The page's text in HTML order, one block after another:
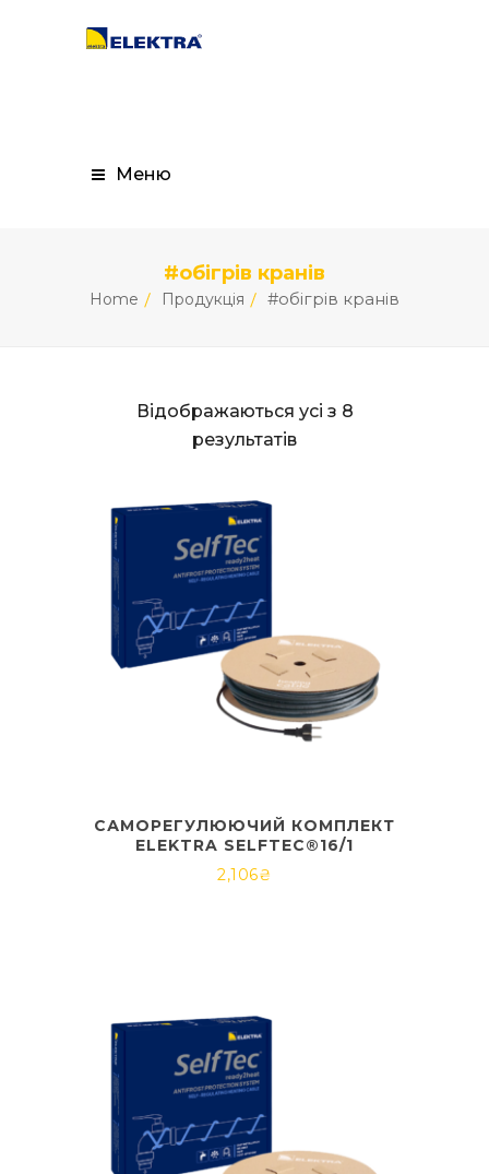
Меню
#обігрів кранів
Home Продукція #обігрів кранів
Відображаються усі з 8
результатів
САМОРЕГУЛЮЮЧИЙ КОМПЛЕКТ
ELEKTRA SELFTEC®16/1
2,106₴